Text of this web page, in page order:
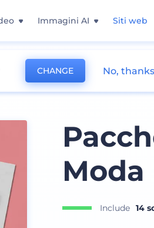
Immagini AI Siti web
Moda
Include 14
CHANGE No, thanks